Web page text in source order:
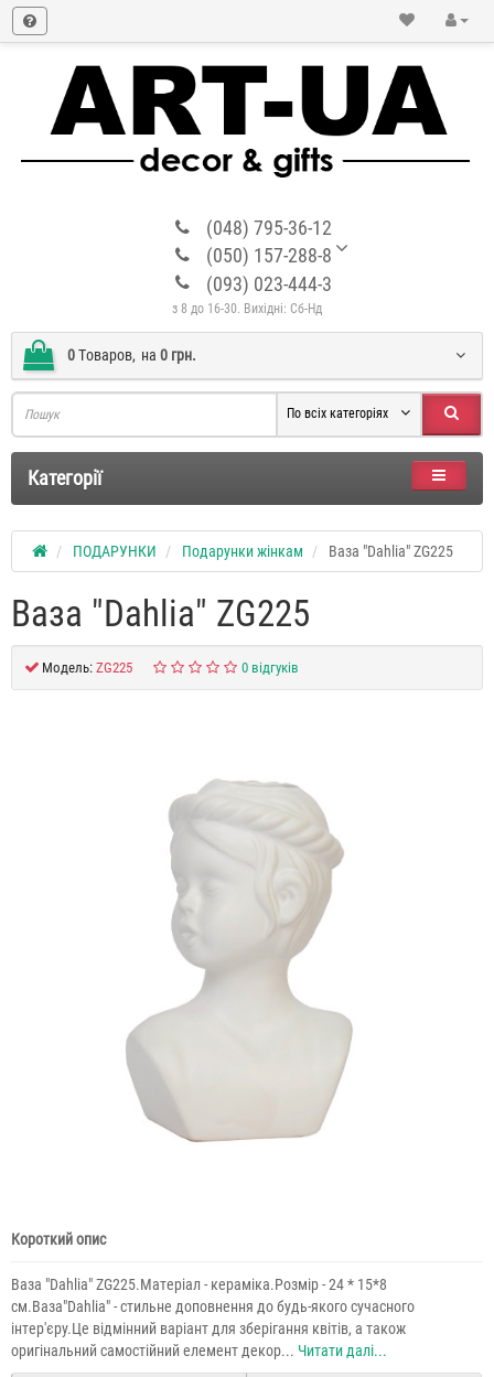
(048) 795-36-12
(050) 157-288-8
(093) 023-444-3
з 8 до 16-30. Вихідні: Сб-Нд
0Tоваров, на 0 грн.
По всіх категоріях
Категорії
ПОДАРУНКИ Подарунки жінкам Ваза "Dahlia" ZG225
Ваза "Dahlia" ZG225
Модель: ZG225 0 відгуків
Короткий опис
Ваза "Dahlia" ZG225.Матеріал - кераміка.Розмір - 24 * 15*8
см.Ваза"Dahlia" - стильне доповнення до будь-якого сучасного
інтер'єру.Це відмінний варіант для зберігання квітів, а також
оригінальний самостійний елемент декор... Читати далі...